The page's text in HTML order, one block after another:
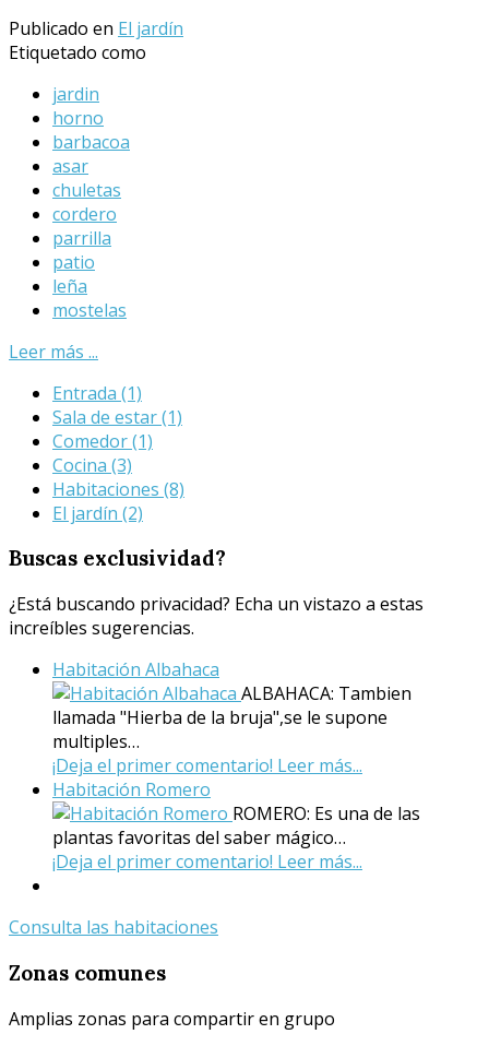
Publicado en El jardín
Etiquetado como
jardin
horno
barbacoa
asar
chuletas
cordero
parrilla
patio
leña
mostelas
Leer más ...
Entrada (1)
Sala de estar(1)
Comedor(1)
Cocina (3)
Habitaciones (8)
El jardín (2)
Buscas exclusividad?
¿Está buscando privacidad? Echa un vistazo a estas
increíbles sugerencias.
Habitación Albahaca
ALBAHACA: Tambien
llamada "Hierba de la bruja",se le supone
multiples…
¡Deja el primer comentario! Leer más...
Habitación Romero
ROMERO: Es una de las
plantas favoritas del saber mágico…
¡Deja el primer comentario! Leer más...
Consulta las habitaciones
Zonas comunes
Amplias zonas para compartir en grupo